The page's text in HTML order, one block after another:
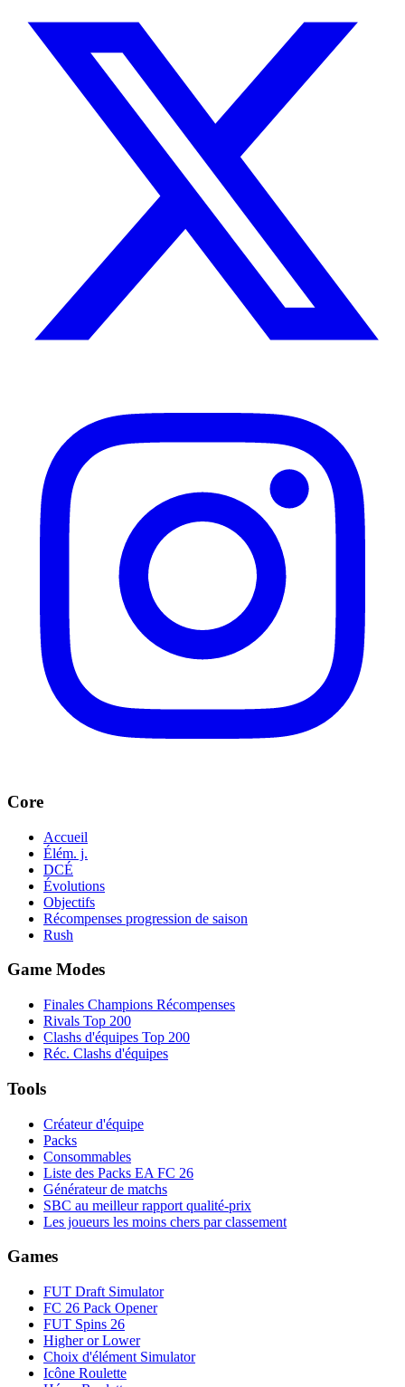
Core
Accueil
Élém. j.
DCÉ
Évolutions
Objectifs
Récompenses progression de saison
Rush
Game Modes
Finales Champions Récompenses
Rivals Top 200
Clashs d'équipes Top 200
Réc. Clashs d'équipes
Tools
Créateur d'équipe
Packs
Consommables
Liste des Packs EA FC 26
Générateur de matchs
SBC au meilleur rapport qualité-prix
Les joueurs les moins chers par classement
Games
FUT Draft Simulator
FC 26 Pack Opener
FUT Spins 26
Higher or Lower
Choix d'élément Simulator
Icône Roulette